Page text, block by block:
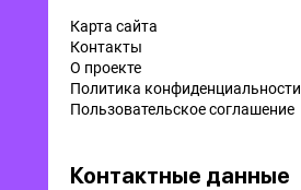
Карта сайта
Контакты
О проекте
Политика конфиденциальности
Пользовательское соглашение
Контактные данные